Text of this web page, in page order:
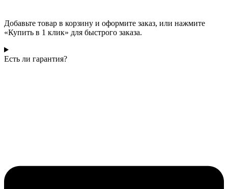
Добавьте товар в корзину и оформите заказ, или нажмите
«Купить в 1 клик» для быстрого заказа.
Есть ли гарантия?